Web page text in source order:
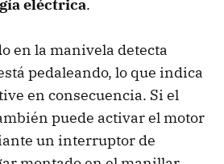
eléctrica.
en la manivela detecta
pedaleando, lo que indica
en consecuencia. Si el
puede activar el motor
un interruptor de